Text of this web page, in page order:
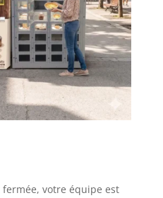
votre équipe est